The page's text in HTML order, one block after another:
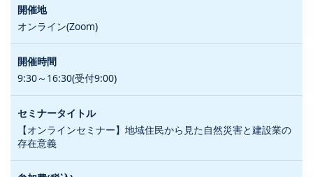
オンライン(Zoom)
9:30～16:30(受付9:00)
【オンラインセミナー】地域住民から見た自然災害と建設業の
存在意義